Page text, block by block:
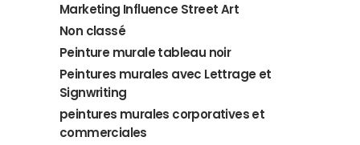
Marketing Influence Street Art
Non classé
Peinture murale tableau noir
Peintures murales avec Lettrage et
Signwriting
peintures murales corporatives et
commerciales